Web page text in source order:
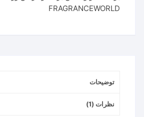
FRAGRANCEWORLD
توضیحات
نظرات (1)